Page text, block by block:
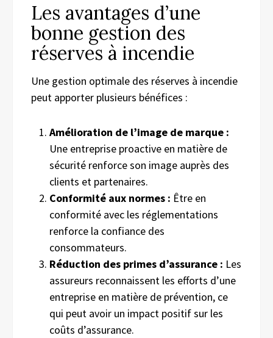
Les avantages d’une
bonne gestion des
réserves à incendie
Une gestion optimale des réserves à incendie
peut apporter plusieurs bénéfices :
Amélioration de l’image de marque :
Une entreprise proactive en matière de
sécurité renforce son image auprès des
clients et partenaires.
Conformité aux normes : Être en
conformité avec les réglementations
renforce la confiance des
consommateurs.
Réduction des primes d’assurance : Les
assureurs reconnaissent les efforts d’une
entreprise en matière de prévention, ce
qui peut avoir un impact positif sur les
coûts d’assurance.